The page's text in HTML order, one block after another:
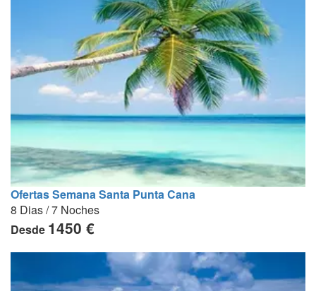
Ofertas Semana Santa Punta Cana
8 Dias / 7 Noches
Desde 1450 €